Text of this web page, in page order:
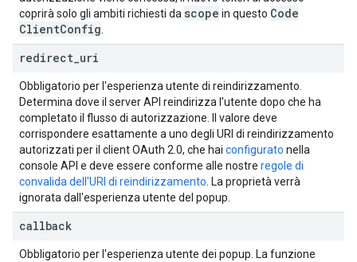
coprirà solo gli ambiti richiesti da scope in questo Code
ClientConfig
redirect uri
Obbligatorio per l'esperienza utente di reindirizzamento.
Determina dove il server API reindirizza l'utente dopo che ha
completato il flusso di autorizzazione. Il valore deve
corrispondere esattamente a uno degli URI di reindirizzamento
autorizzati per il client OAuth 2.0, che hai configurato nella
console API e deve essere conforme alle nostre regole di
convalida dell'URI di reindirizzamento . La proprietà verrà
ignorata dall'esperienza utente del popup.
callback
Obbligatorio per l'esperienza utente dei popup. La funzione